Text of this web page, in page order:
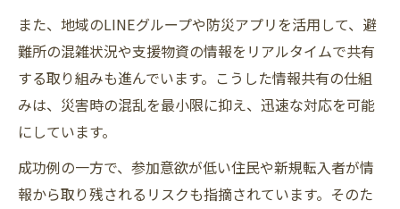
また、地域のLINEグループや防災アプリを活用して、避
難所の混雑状況や支援物資の情報をリアルタイムで共有
する取り組みも進んでいます。こうした情報共有の仕組
みは、災害時の混乱を最小限に抑え、迅速な対応を可能
にしています。
成功例の一方で、参加意欲が低い住民や新規転入者が情
報から取り残されるリスクも指摘されています。そのた